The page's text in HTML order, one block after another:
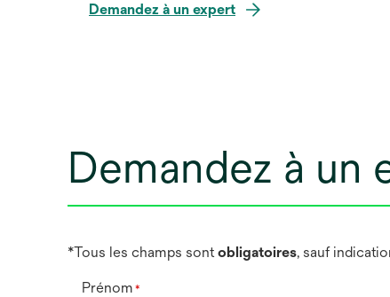
Demandez à un expert
Demandez à un
*Tous les champs sontobligatoires, sauf
Prénom *